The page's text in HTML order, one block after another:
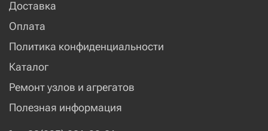
Доставка
Оплата
Политика конфиденциальности
Каталог
Ремонт узлов и агрегатов
Полезная информация